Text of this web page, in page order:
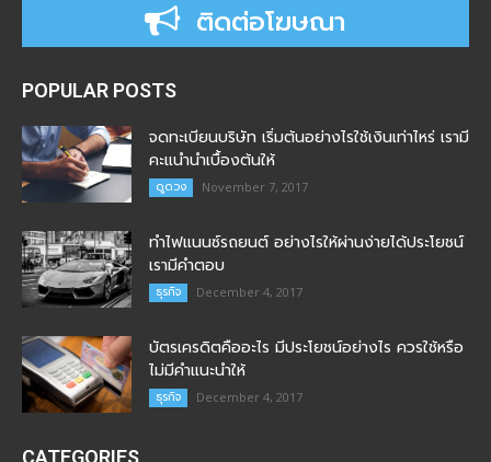
ติดต่อโฆษณา
POPULAR POSTS
จดทะเบียนบริษัท เริ่มต้นอย่างไรใช้เงินเท่าไหร่ เรามี
คะแนำนำเบื้องต้นให้
ดูดวง November 7, 2017
ทำไฟแนนซ์รถยนต์ อย่างไรให้ผ่านง่ายได้ประโยชน์
เรามีคำตอบ
ธุรกิจ December 4, 2017
บัตรเครดิตคืออะไร มีประโยชน์อย่างไร ควรใช้หรือ
ไม่มีคำแนะนำให้
ธุรกิจ December 4, 2017
CATEGORIES